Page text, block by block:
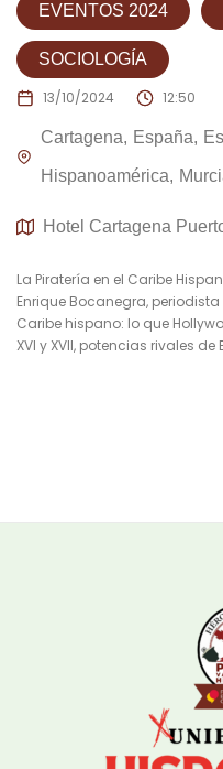
EVENTOS 2024
SOCIOLOGÍA
13/10/2024 12:50
Cartagena España
Hispanoamérica
Hotel Cartagena
La Piratería en el Caribe
Enrique Bocanegra, periodista
Caribe hispano: lo que
XVI y XVII, potencias rivales